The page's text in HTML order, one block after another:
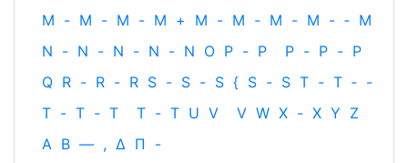
M - M - M - M + M - M - M - M - ‐ M
N - N - N - N - N O P - P P - P - P
Q R - R - R S - S - S { S - S T - T ‐ -
T - T - T T - T U V V W X - X Y Z
Α Β — , Δ Π -